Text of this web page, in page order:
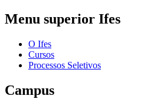
Menu superior Ifes
O Ifes
Cursos
Processos Seletivos
Campus